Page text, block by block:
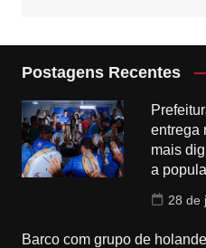
Postagens Recentes
entrega
mais
a
28 de
Barco com grupo de